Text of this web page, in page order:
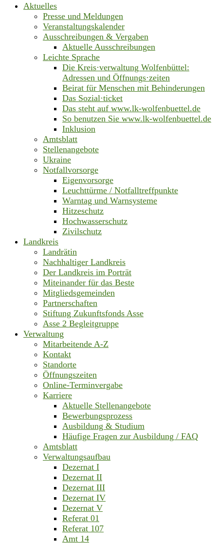
Aktuelles
Presse und Meldungen
Veranstaltungskalender
Ausschreibungen & Vergaben
Aktuelle Ausschreibungen
Leichte Sprache
Die Kreis·verwaltung Wolfenbüttel:
Adressen und Öffnungs·zeiten
Beirat für Menschen mit Behinderungen
Das Sozial·ticket
Das steht auf www.lk-wolfenbuettel.de
So benutzen Sie www.lk-wolfenbuettel.de
Inklusion
Amtsblatt
Stellenangebote
Ukraine
Notfallvorsorge
Eigenvorsorge
Leuchttürme / Notfalltreffpunkte
Warntag und Warnsysteme
Hitzeschutz
Hochwasserschutz
Zivilschutz
Landkreis
Landrätin
Nachhaltiger Landkreis
Der Landkreis im Porträt
Miteinander für das Beste
Mitgliedsgemeinden
Partnerschaften
Stiftung Zukunftsfonds Asse
Asse 2 Begleitgruppe
Verwaltung
Mitarbeitende A-Z
Kontakt
Standorte
Öffnungszeiten
Online-Terminvergabe
Karriere
Aktuelle Stellenangebote
Bewerbungsprozess
Ausbildung & Studium
Häufige Fragen zur Ausbildung / FAQ
Amtsblatt
Verwaltungsaufbau
Dezernat I
Dezernat II
Dezernat III
Dezernat IV
Dezernat V
Referat 01
Referat 107
Amt 14